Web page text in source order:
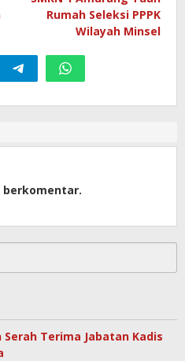
Rumah Seleksi PPPK
Wilayah Minsel
Terima Jabatan Kadis